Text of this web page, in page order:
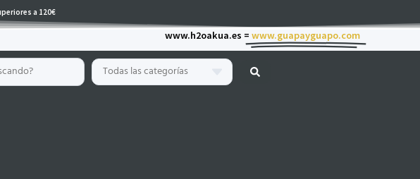
a 120€
www.h2oakua.es = www.guapayguapo.com
Todas las categorías